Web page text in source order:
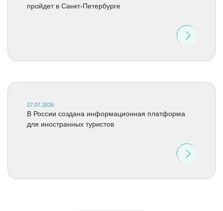
пройдет в Санкт-Петербурге
27.07.2026
В России создана информационная платформа
для иностранных туристов